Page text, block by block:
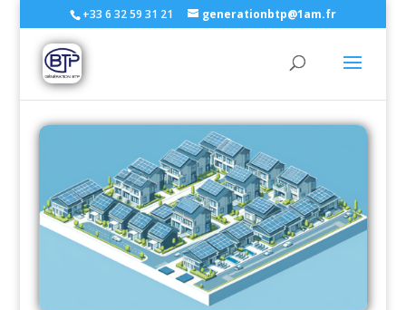
+33 6 32 59 31 21 generationbtp@1am.fr